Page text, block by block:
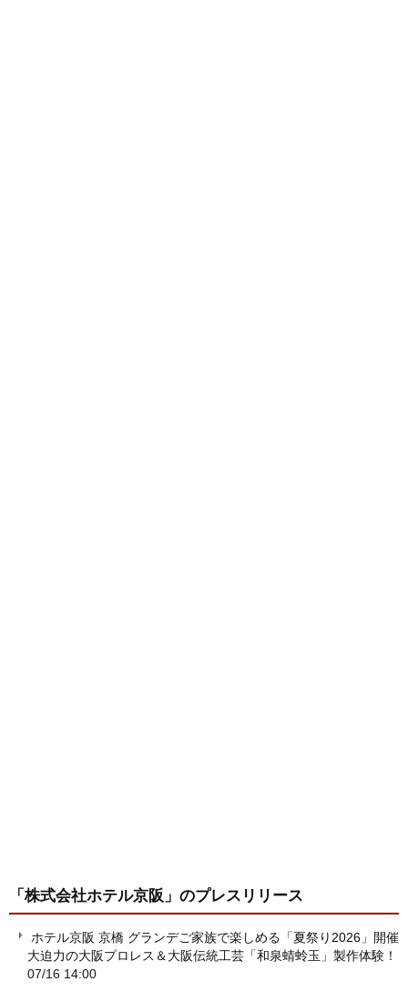
「株式会社ホテル京阪」 のプレスリリース
ホテル京阪 京橋 グランデご家族で楽しめる「夏祭り2026」開催
大迫力の大阪プロレス＆大阪伝統工芸「和泉蜻蛉玉」製作体験！
07/16 14:00